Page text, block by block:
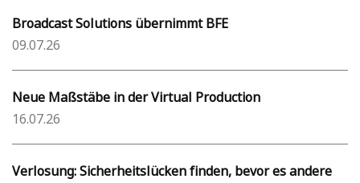
Broadcast Solutions übernimmt BFE
09.07.26
Neue Maßstäbe in der Virtual Production
16.07.26
Verlosung: Sicherheitslücken finden, bevor es andere